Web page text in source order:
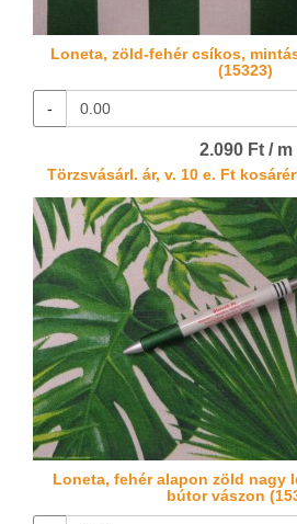
Loneta, zöld-fehér csíkos,
(15323)
-
2.090 Ft / m
Törzsvásárl. ár, v. 10 e. Ft
Loneta, fehér alapon zöld nagy
bútor vászon